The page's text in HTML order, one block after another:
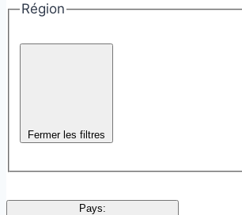
Région
Fermer les filtres
Pays: